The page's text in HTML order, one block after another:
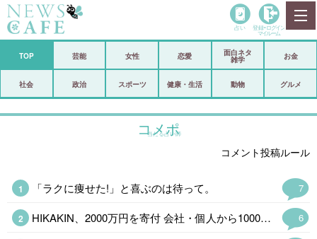
政治
スポーツ
コメントポスト アリ／ナシ
リリース ショップ
当たる占い師
占い 登録• ログイン
マイルーム
TOP 芸能 女性 恋愛
面白ネタ
雑学
お金
社会 政治 スポーツ 健康・生活 動物 グルメ
コメポ
コメント投稿ルール
7
「ラクに痩せた!」と喜ぶのは待って。
6
HIKAKIN、2000万円を寄付 会社・個人から1000万&1万4400本の…